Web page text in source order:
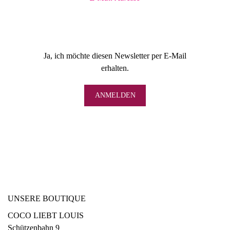
Ja, ich möchte diesen Newsletter per E-Mail
erhalten.
UNSERE BOUTIQUE
COCO LIEBT LOUIS
Schützenbahn 9